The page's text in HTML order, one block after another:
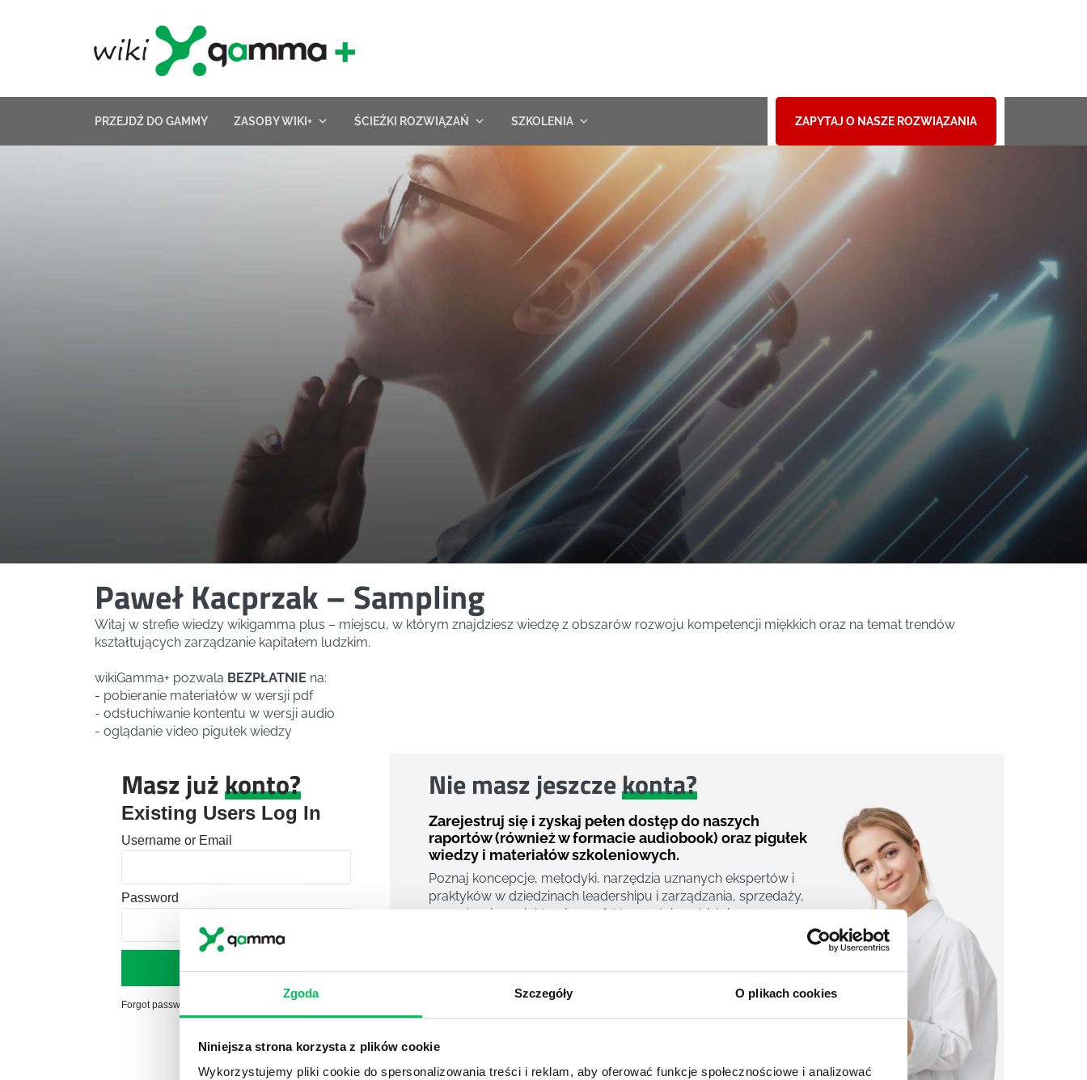
Zgoda Szczegóły O plikach cookies
Niniejsza strona korzysta z plików cookie
Wykorzystujemy pliki cookie do spersonalizowania treści i reklam, aby oferować funkcje społecznościowe i analizować
PRZEJDŹ DO GAMMY ZASOBY WIKI+ ŚCIEŻKI ROZWIĄZAŃ SZKOLENIA ZAPYTAJ O NASZE ROZWIĄZANIA
Paweł Kacprzak – Sampling
Witaj w strefie wiedzy wikigamma plus – miejscu, w którym znajdziesz wiedzę z obszarów rozwoju kompetencji miękkich oraz na temat trendów
kształtujących zarządzanie kapitałem ludzkim.
wikiGamma+ pozwala BEZPŁATNIE na:
- pobieranie materiałów w wersji pdf
- odsłuchiwanie kontentu w wersji audio
- oglądanie video pigułek wiedzy
Masz jużkonto?
Existing Users Log In
Username or Email
Password
Forgot password?
Nie masz jeszczekonta?
Zarejestruj się i zyskaj pełen dostęp do naszych
raportów (również w formacie audiobook) oraz pigułek
wiedzy i materiałów szkoleniowych.
Poznaj koncepcje, metodyki, narzędzia uznanych ekspertów i
praktyków w dziedzinach leadershipu i zarządzania, sprzedaży,
zarządzania projektami czy efektywności osobistej.
14h nagrań raportów w wersji audiobook